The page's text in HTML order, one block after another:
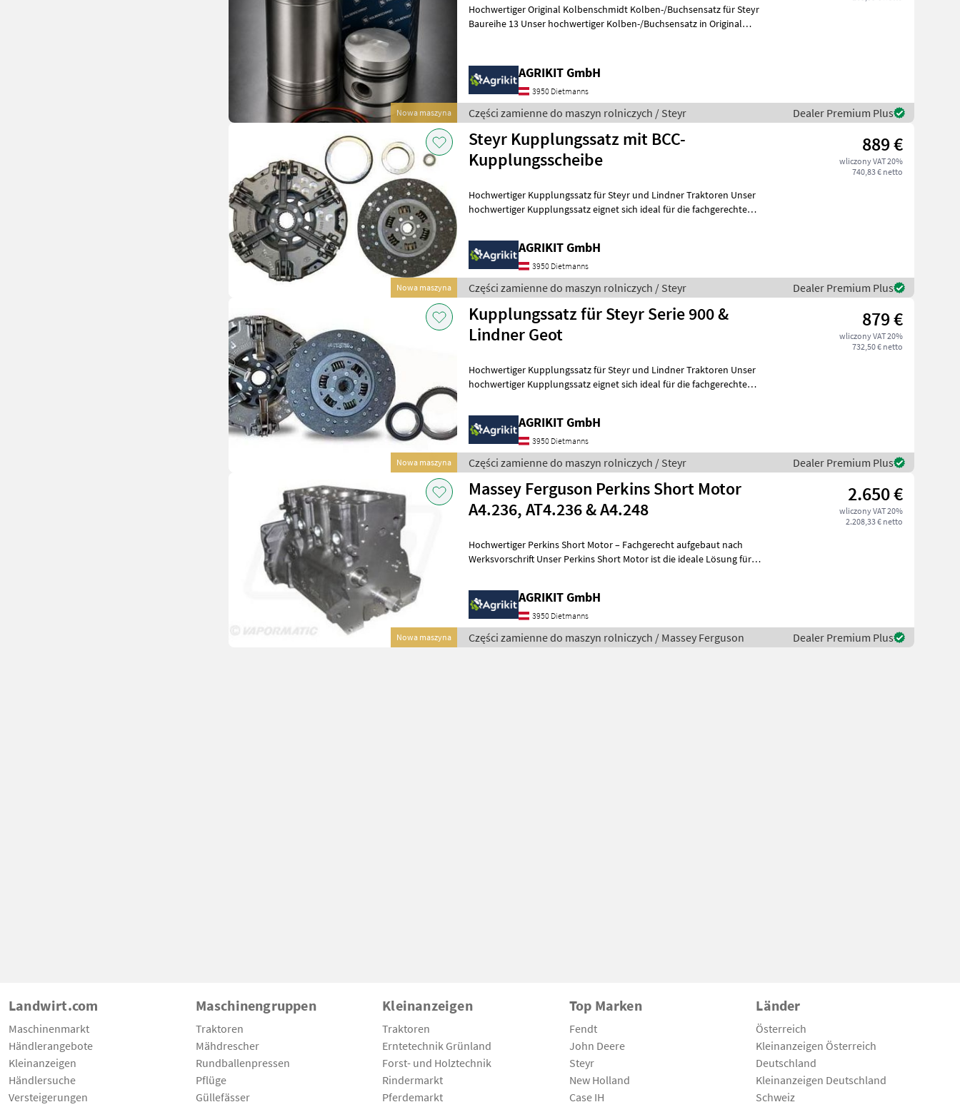
Nowa maszyna
Hochwertiger Original Kolbenschmidt Kolben-/Buchsensatz für Steyr
Baureihe 13 Unser hochwertiger Kolben-/Buchsensatz in Original
AGRIKIT GmbH
3950 Dietmanns
Części zamienne do maszyn rolniczych / Steyr Dealer Premium Plus
Nowa maszyna
Steyr Kupplungssatz mit BCC-
Kupplungsscheibe
889 €
wliczony VAT 20%
740,83 € netto
Hochwertiger Kupplungssatz für Steyr und Lindner Traktoren Unser
hochwertiger Kupplungssatz eignet sich ideal für die fachgerechte
AGRIKIT GmbH
3950 Dietmanns
Części zamienne do maszyn rolniczych / Steyr Dealer Premium Plus
Nowa maszyna
Kupplungssatz für Steyr Serie 900 &
Lindner Geot
879 €
wliczony VAT 20%
732,50 € netto
Hochwertiger Kupplungssatz für Steyr und Lindner Traktoren Unser
hochwertiger Kupplungssatz eignet sich ideal für die fachgerechte
AGRIKIT GmbH
3950 Dietmanns
Części zamienne do maszyn rolniczych / Steyr Dealer Premium Plus
Nowa maszyna
Massey Ferguson Perkins Short Motor
A4.236, AT4.236 & A4.248
2.650 €
wliczony VAT 20%
2.208,33 € netto
Hochwertiger Perkins Short Motor – Fachgerecht aufgebaut nach
Werksvorschrift Unser Perkins Short Motor ist die ideale Lösung für
AGRIKIT GmbH
3950 Dietmanns
Części zamienne do maszyn rolniczych / Massey Ferguson Dealer Premium Plus
Landwirt.com
Maschinenmarkt
Händlerangebote
Kleinanzeigen
Händlersuche
Versteigerungen
Maschinengruppen
Traktoren
Mähdrescher
Rundballenpressen
Pflüge
Güllefässer
Kleinanzeigen
Traktoren
Erntetechnik Grünland
Forst- und Holztechnik
Rindermarkt
Pferdemarkt
Top Marken
Fendt
John Deere
Steyr
New Holland
Case IH
Länder
Österreich
Kleinanzeigen Österreich
Deutschland
Kleinanzeigen Deutschland
Schweiz